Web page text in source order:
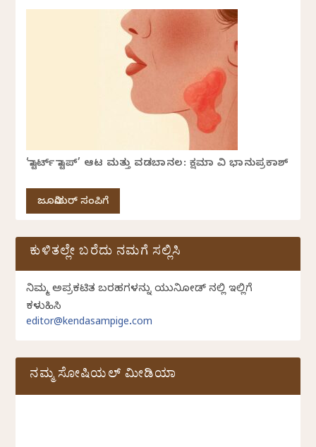
‘ಸ್ಟಾರ್ಟ್ ಸ್ಟಾಪ್’ ಆಟ ಮತ್ತು ವಡಬಾನಲ: ಕ್ಷಮಾ ವಿ ಭಾನುಪ್ರಕಾಶ್
ಜೂನಿಯರ್ ಸಂಪಿಗೆ
ಕುಳಿತಲ್ಲೇ ಬರೆದು ನಮಗೆ ಸಲ್ಲಿಸಿ
ನಿಮ್ಮ ಅಪ್ರಕಟಿತ ಬರಹಗಳನ್ನು ಯುನಿಕೋಡ್ ನಲ್ಲಿ ಇಲ್ಲಿಗೆ
ಕಳುಹಿಸಿ
editor@kendasampige.com
ನಮ್ಮ ಸೋಷಿಯಲ್‌ ಮೀಡಿಯಾ